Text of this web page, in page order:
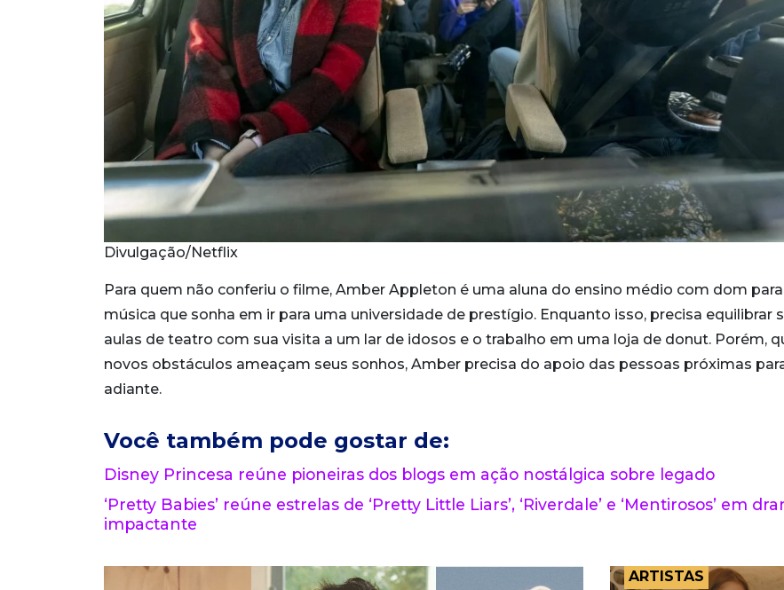
Divulgação/Netflix
Para quem não conferiu o filme, Amber Appleton é uma aluna do ensino médio com dom para
música que sonha em ir para uma universidade de prestígio. Enquanto isso, precisa equilibrar
aulas de teatro com sua visita a um lar de idosos e o trabalho em uma loja de donut. Porém,
novos obstáculos ameaçam seus sonhos, Amber precisa do apoio das pessoas próximas
adiante.
Você também pode gostar de:
Disney Princesa reúne pioneiras dos blogs em ação nostálgica sobre legado
‘Pretty Babies’ reúne estrelas de ‘Pretty Little Liars’, ‘Riverdale’ e ‘Mentirosos’ em
impactante
ARTISTAS